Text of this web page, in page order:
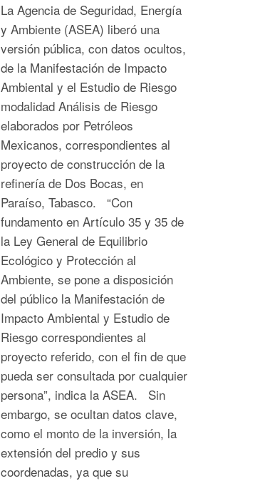
La Agencia de Seguridad, Energía
y Ambiente (ASEA) liberó una
versión pública, con datos ocultos,
de la Manifestación de Impacto
Ambiental y el Estudio de Riesgo
modalidad Análisis de Riesgo
elaborados por Petróleos
Mexicanos, correspondientes al
proyecto de construcción de la
refinería de Dos Bocas, en
Paraíso, Tabasco. “Con
fundamento en Artículo 35 y 35 de
la Ley General de Equilibrio
Ecológico y Protección al
Ambiente, se pone a disposición
del público la Manifestación de
Impacto Ambiental y Estudio de
Riesgo correspondientes al
proyecto referido, con el fin de que
pueda ser consultada por cualquier
persona”, indica la ASEA. Sin
embargo, se ocultan datos clave,
como el monto de la inversión, la
extensión del predio y sus
coordenadas, ya que su